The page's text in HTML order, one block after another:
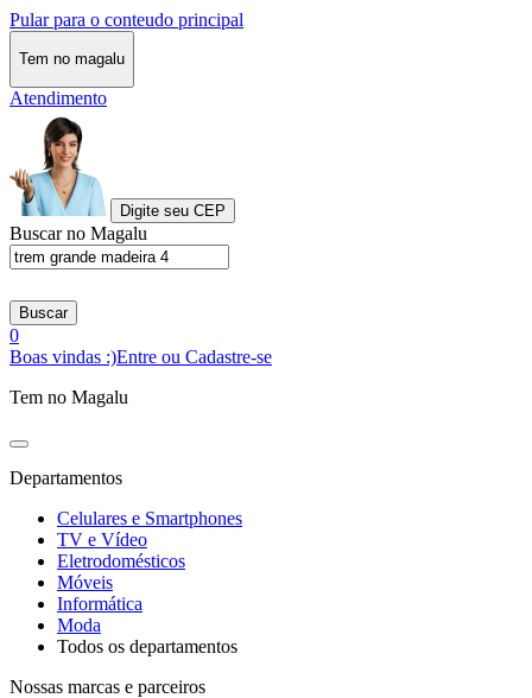
Pular para o conteudo principal
Tem no magalu
Atendimento
Digite seu CEP
Buscar no Magalu
Buscar
0
Boas vindas :)Entre ou Cadastre-se
Tem no Magalu
Departamentos
Celulares e Smartphones
TV e Vídeo
Eletrodomésticos
Móveis
Informática
Moda
Todos os departamentos
Nossas marcas e parceiros